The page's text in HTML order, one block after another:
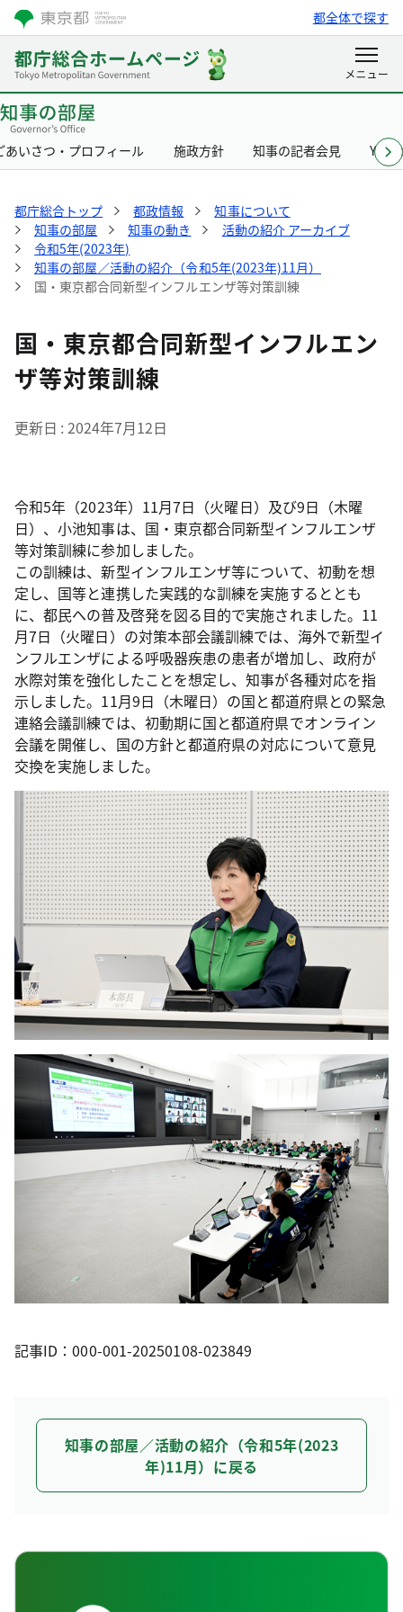
都全体で探す
あいさつ・プロフィール 施政方針 知事の記者会見
都庁総合トップ 都政情報
知事について
知事の部屋
知事の動き
活動の紹介 アーカイブ
令和5年(2023年)
知事の部屋／活動の紹介（令和5年(2023年)11月）
国・東京都合同新型インフルエンザ等対策訓練
国・東京都合同新型インフルエン
ザ等対策訓練
更新日 2024年7月12日
令和5年（2023年）11月7日（火曜日）及び9日（木曜
日）、小池知事は、国・東京都合同新型インフルエンザ
等対策訓練に参加しました。
この訓練は、新型インフルエンザ等について、初動を想
定し、国等と連携した実践的な訓練を実施するととも
に、都民への普及啓発を図る目的で実施されました。11
月7日（火曜日）の対策本部会議訓練では、海外で新型イ
ンフルエンザによる呼吸器疾患の患者が増加し、政府が
水際対策を強化したことを想定し、知事が各種対応を指
示しました。11月9日（木曜日）の国と都道府県との緊急
連絡会議訓練では、初動期に国と都道府県でオンライン
会議を開催し、国の方針と都道府県の対応について意見
交換を実施しました。
記事ID：000-001-20250108-023849
知事の部屋／活動の紹介（令和5年(2023
年)11月）に戻る